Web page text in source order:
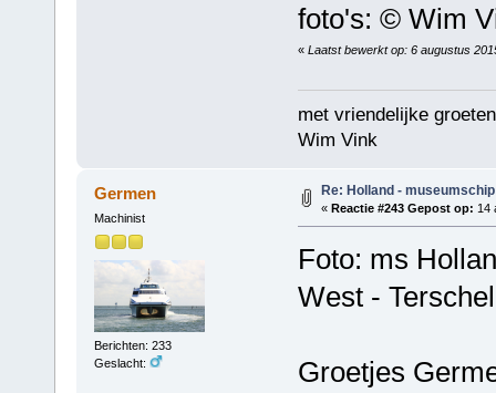
foto's: © Wim
« Laatst bewerkt op: 6 augustus
met vriendelijke
Wim Vink
Germen
Machinist
Berichten: 233
Geslacht:
Re: Holland - museumschip
« Reactie #243 Gepost op: 14
Foto: ms
West -
Groetjes